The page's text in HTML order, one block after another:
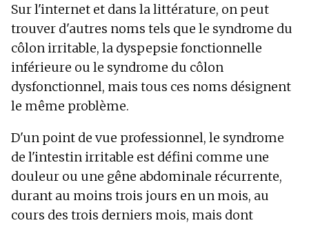
Sur l'internet et dans la littérature, on peut
trouver d'autres noms tels que le syndrome du
côlon irritable, la dyspepsie fonctionnelle
inférieure ou le syndrome du côlon
dysfonctionnel, mais tous ces noms désignent
le même problème.
D'un point de vue professionnel, le syndrome
de l'intestin irritable est défini comme une
douleur ou une gêne abdominale récurrente,
durant au moins trois jours en un mois, au
cours des trois derniers mois, mais dont